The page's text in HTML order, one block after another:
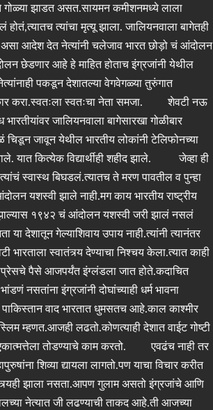
गोळ्या झाडत असत.सायमन कमीशनमध्ये लाला
त्यांचा मृत्यू झाला. जालियनवाला बागेतही
आदेश देत नेत्यांनी चलेजाव भारत छोड़ो चं आंदोलन
छेडणार आहे हे माहित होताच इंग्रजांनी येथील
पकडून देशातल्या वेगवेगळ्या तुरुंगात
करा.स्वतःला स्वतःचा नेता समजा. शेवटी नऊ
जालियनवाला बागेसारखा गोळीबार
चिडून जावून येथील भारतीय लोकांनी टेलिफोनच्या
यात कित्येक विद्यार्थीही शहीद झाले. जेव्हा ही
स्वास्थ बिघडलं.त्यातच ते मरण पावतील व पुन्हा
यशस्वी झाले नाही.मग काय भारतीय राष्ट्रीय
झाल्यास १९४२ चं आंदोलन यशस्वी जरी झालं नसलं
देशातून गेल्याशिवाय उपाय नाही.त्यांनी त्यानंतर
भारताला स्वातंत्र्य देण्याचा निश्चय केला.त्यात काही
पैसे आजपर्यंत इंग्लंडला जात होते.कदाचित
नसतांना इंग्रजांनी दोघांच्याही धर्म भावना
वाद भारतात धुमसतच आहे.काल काश्मीर
म्हणत.आजही लढतो.कोणत्याही देशात वाईट गोष्टी
एकात्मत्तेला तोडण्याचे काम करतो. एवढंच नाही तर
शिव्या द्यायला लागतो.पण याचा विचार करीत
झाला नसता.आपण गुलाम असतो इंग्रजांचे आणि
नेत्यात जी लढण्याची ताकद आहे.ती आजच्या